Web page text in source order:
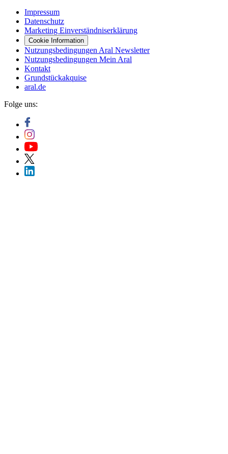
Impressum
Datenschutz
Marketing Einverständniserklärung
Cookie Information
Nutzungsbedingungen Aral Newsletter
Nutzungsbedingungen Mein Aral
Kontakt
Grundstückakquise
aral.de
Folge uns: